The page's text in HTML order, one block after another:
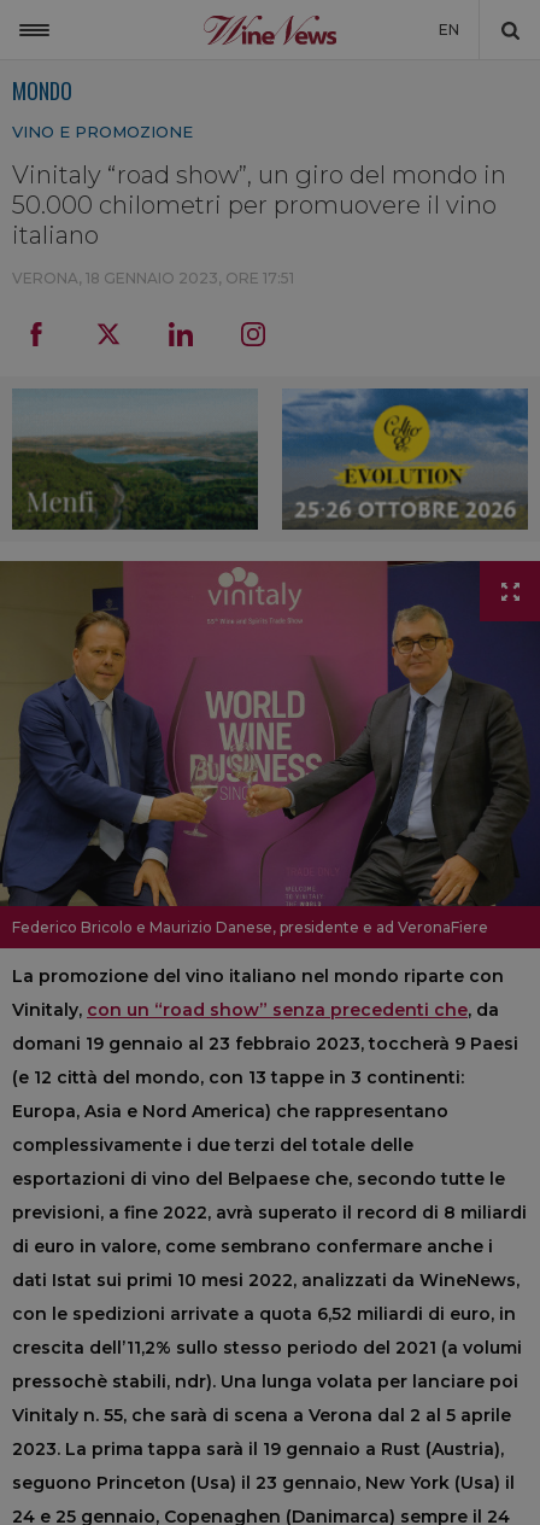
EN
NON SOLO VINO
LA CANTINA DI WINENEWS
DICONO DI NOI
MONDO
VINO E PROMOZIONE
Vinitaly “road show”, un giro del mondo in
50.000 chilometri per promuovere il vino
italiano
VERONA, 18 GENNAIO 2023, ORE 17:51
Federico Bricolo e Maurizio Danese, presidente e ad VeronaFiere
La promozione del vino italiano nel mondo riparte con
Vinitaly, con un “road show” senza precedenti che, da
domani 19 gennaio al 23 febbraio 2023, toccherà 9 Paesi
(e 12 città del mondo, con 13 tappe in 3 continenti:
Europa, Asia e Nord America) che rappresentano
complessivamente i due terzi del totale delle
esportazioni di vino del Belpaese che, secondo tutte le
previsioni, a fine 2022, avrà superato il record di 8 miliardi
di euro in valore, come sembrano confermare anche i
dati Istat sui primi 10 mesi 2022, analizzati da WineNews,
con le spedizioni arrivate a quota 6,52 miliardi di euro, in
crescita dell’11,2% sullo stesso periodo del 2021 (a volumi
pressochè stabili, ndr). Una lunga volata per lanciare poi
Vinitaly n. 55, che sarà di scena a Verona dal 2 al 5 aprile
2023. La prima tappa sarà il 19 gennaio a Rust (Austria),
seguono Princeton (Usa) il 23 gennaio, New York (Usa) il
24 e 25 gennaio, Copenaghen (Danimarca) sempre il 24